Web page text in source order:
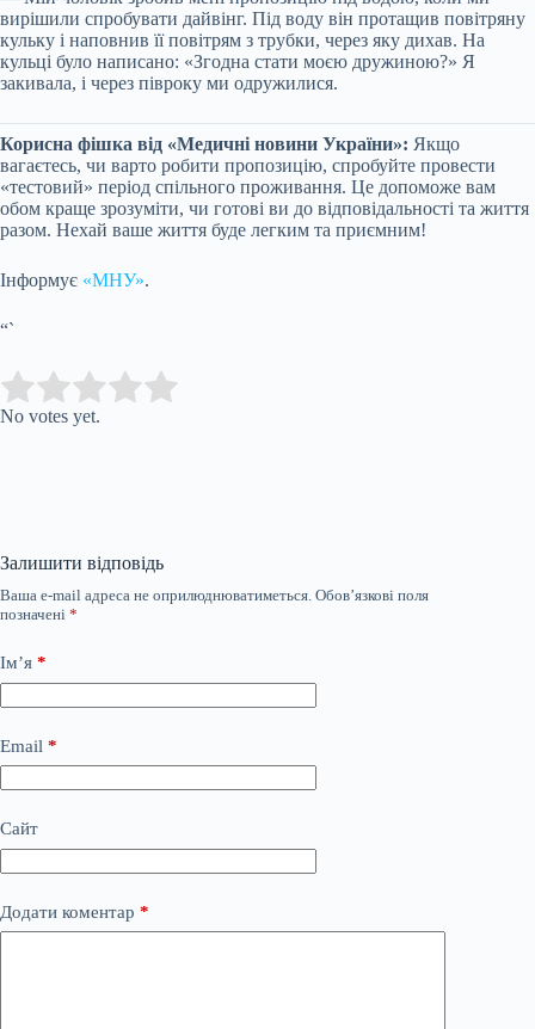
вирішили спробувати дайвінг. Під воду він протащив повітряну
кульку і наповнив її повітрям з трубки, через яку дихав. На
кульці було написано: «Згодна стати моєю дружиною?» Я
закивала, і через півроку ми одружилися.
Корисна фішка від «Медичні новини України»: Якщо
вагаєтесь, чи варто робити пропозицію, спробуйте провести
«тестовий» період спільного проживання. Це допоможе вам
обом краще зрозуміти, чи готові ви до відповідальності та життя
разом. Нехай ваше життя буде легким та приємним!
Інформує «МНУ».
“`
Rate this item:
No votes yet.
Залишити відповідь
Ваша e-mail адреса не оприлюднюватиметься. Обов’язкові поля
позначені *
Ім’я *
Email *
Сайт
Додати коментар *